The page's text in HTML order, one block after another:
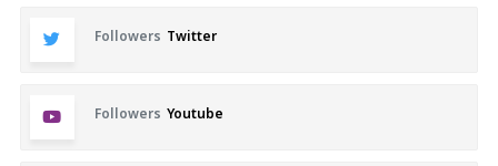
Followers Twitter
Followers Youtube